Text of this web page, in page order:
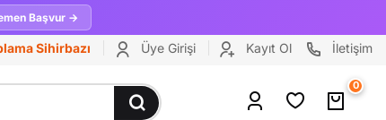
Başvur →
Sihirbazı Üye Girişi Kayıt Ol İletişim
0